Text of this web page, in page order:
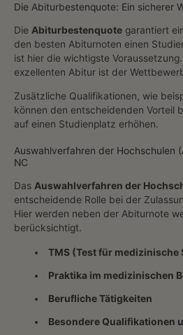
Die Abiturbestenquote: Ein sicherer
Die Abiturbestenquote garantiert
den besten Abiturnoten einen
ist hier die wichtigste
exzellenten Abitur ist der
Zusätzliche Qualifikationen, wie
können den entscheidenden Vorteil
auf einen Studienplatz erhöhen.
Auswahlverfahren der Hochschulen
NC
Das Auswahlverfahren der
entscheidende Rolle bei der
Hier werden neben der Abiturnote
berücksichtigt.
TMS (Test für medizinische
Praktika im medizinischen
Berufliche Tätigkeiten
Besondere Qualifikationen